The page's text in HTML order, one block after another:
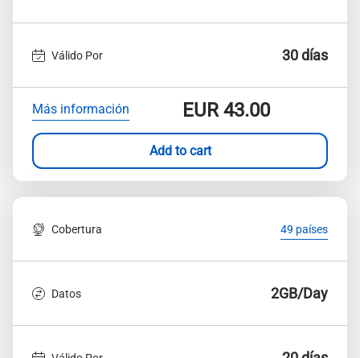
Válido Por 30 días
Más información EUR43.00
Add to cart
Cobertura 49 países
Datos 2GB/Day